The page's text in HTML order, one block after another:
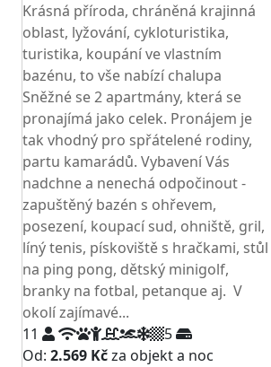
Krásná příroda, chráněná krajinná
oblast, lyžování, cykloturistika,
turistika, koupání ve vlastním
bazénu, to vše nabízí chalupa
Sněžné se 2 apartmány, která se
pronajímá jako celek. Pronájem je
tak vhodný pro spřátelené rodiny,
partu kamarádů. Vybavení Vás
nadchne a nenechá odpočinout -
zapuštěný bazén s ohřevem,
posezení, koupací sud, ohniště, gril,
líný tenis, pískoviště s hračkami, stůl
na ping pong, dětský minigolf,
branky na fotbal, petanque aj. V
okolí zajímavé...
11
5
Od: 2.569 Kčza objekt a noc